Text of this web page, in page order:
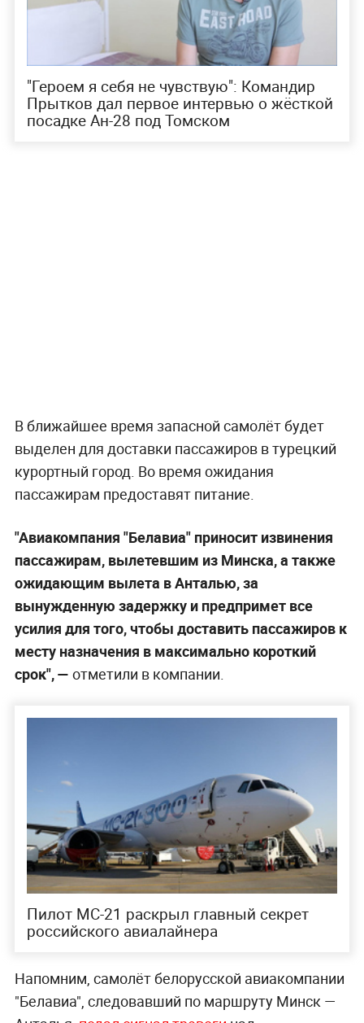
"Героем я себя не чувствую": Командир
Прытков дал первое интервью о жёсткой
посадке Ан-28 под Томском
В ближайшее время запасной самолёт будет
выделен для доставки пассажиров в турецкий
курортный город. Во время ожидания
пассажирам предоставят питание.
"Авиакомпания "Белавиа" приносит извинения
пассажирам, вылетевшим из Минска, а также
ожидающим вылета в Анталью, за
вынужденную задержку и предпримет все
усилия для того, чтобы доставить пассажиров к
месту назначения в максимально короткий
срок", — отметили в компании.
Пилот МС-21 раскрыл главный секрет
российского авиалайнера
Напомним, самолёт белорусской авиакомпании
"Белавиа", следовавший по маршруту Минск —